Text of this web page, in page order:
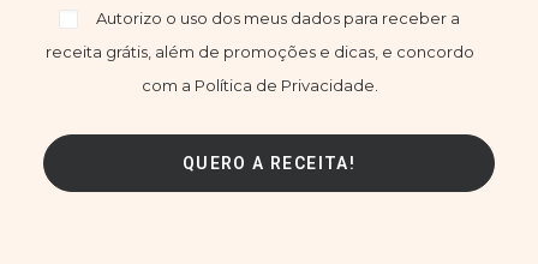
Autorizo o uso dos meus dados para receber a
receita grátis, além de promoções e dicas, e concordo
com a Política de Privacidade.